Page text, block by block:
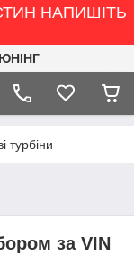
НАПИШІТЬ
турбіни
за VIN